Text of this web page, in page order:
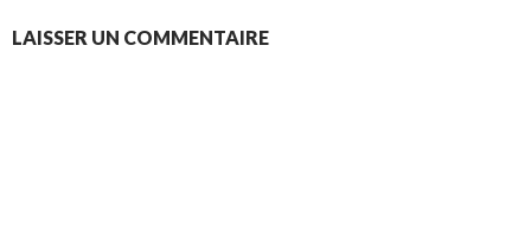
LAISSER UN COMMENTAIRE